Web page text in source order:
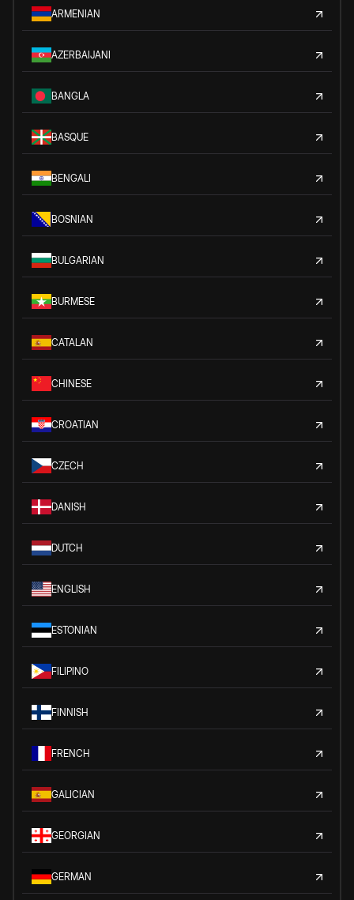
ARMENIAN
AZERBAIJANI
BANGLA
BASQUE
BENGALI
BOSNIAN
BULGARIAN
BURMESE
CATALAN
CHINESE
CROATIAN
CZECH
DANISH
DUTCH
ENGLISH
ESTONIAN
FILIPINO
FINNISH
FRENCH
GALICIAN
GEORGIAN
GERMAN